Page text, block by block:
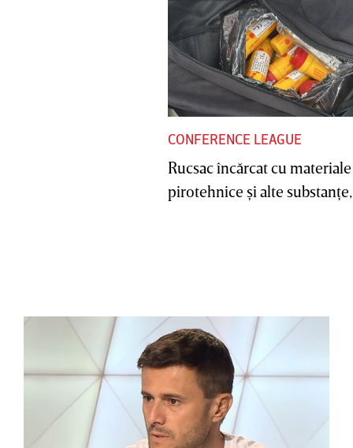
CONFERENCE LEAGUE
Rucsac încărcat cu materiale
pirotehnice şi alte substanţe,